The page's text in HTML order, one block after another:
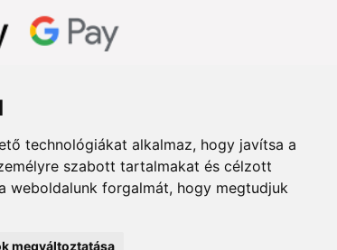
technológiákat alkalmaz, hogy javítsa a
szabott tartalmakat és célzott
weboldalunk forgalmát, hogy megtudjuk
megváltoztatása